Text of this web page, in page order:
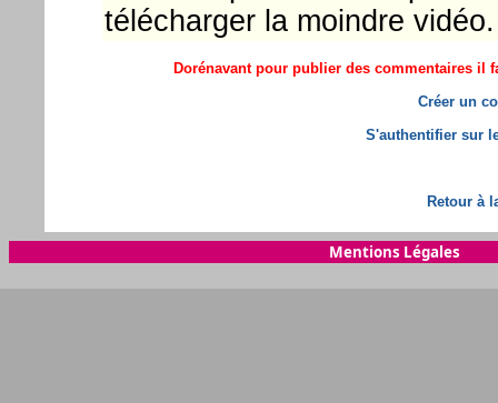
télécharger la moindre
Dorénavant pour publier des commentaires il
Créer un
S'authentifier sur
Retour à
Mentions Légales